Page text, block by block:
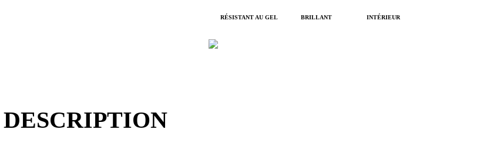
RÉSISTANT AU GEL BRILLANT INTÉRIEUR
DESCRIPTION